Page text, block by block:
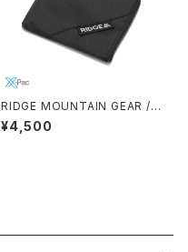
RIDGE MOUNTAIN GEAR / R
-ZIP WALLET（X-PAC）
¥4,500